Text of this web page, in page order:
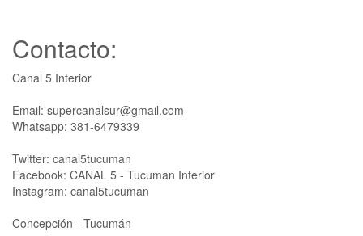
Contacto:
Canal 5 Interior
Email: supercanalsur@gmail.com
Whatsapp: 381-6479339
Twitter: canal5tucuman
Facebook: CANAL 5 - Tucuman Interior
Instagram: canal5tucuman
Concepción - Tucumán